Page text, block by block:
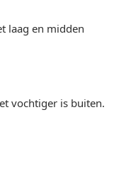
laag en midden
vochtiger is buiten.